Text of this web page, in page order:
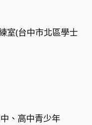
室(台中市北區學士
、高中青少年